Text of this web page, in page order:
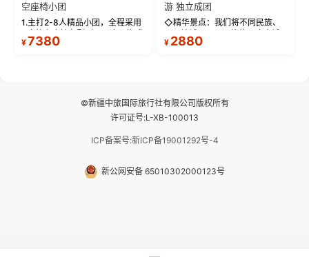
空座椅小团
1.主打2-8人精品小团，全程采用
9座航空座椅车型（360度环抱式
座舱），提供VIP级别的舒适出行
¥7380
游 独立成团
◇精华景点：我们将不同民族、
不同地域、不同风格的三座古城
—【大理古城、丽江古城、香格
¥ 2880
©新疆中旅国际旅行社有限公司版权所有
许可证号:L-XB-100013
ICP备案号:新ICP备19001292号-4
新公网安备 65010302000123号